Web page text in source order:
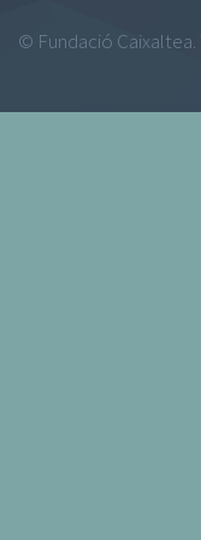
© Fundació